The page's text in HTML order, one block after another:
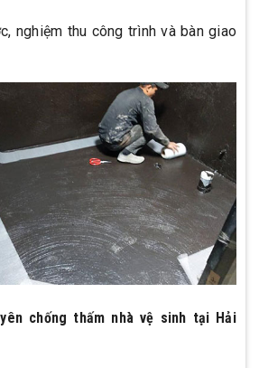
nghiệm thu công trình và bàn giao
chống thấm nhà vệ sinh tại Hải